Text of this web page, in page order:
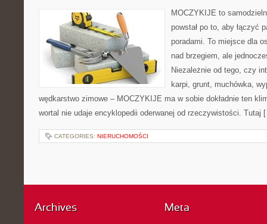
MOCZYKIJE to
powstał po to, aby łączyć
poradami. To miejsce dla
nad brzegiem, ale
Niezależnie od tego, czy
karpi, grunt, muchówka,
wędkarstwo zimowe – MOCZYKIJE ma w sobie dokładnie ten
wortal nie udaje encyklopedii oderwanej od rzeczywistości. Tutaj
CATEGORIES: NIERUCHOMOŚCI
Archives Meta